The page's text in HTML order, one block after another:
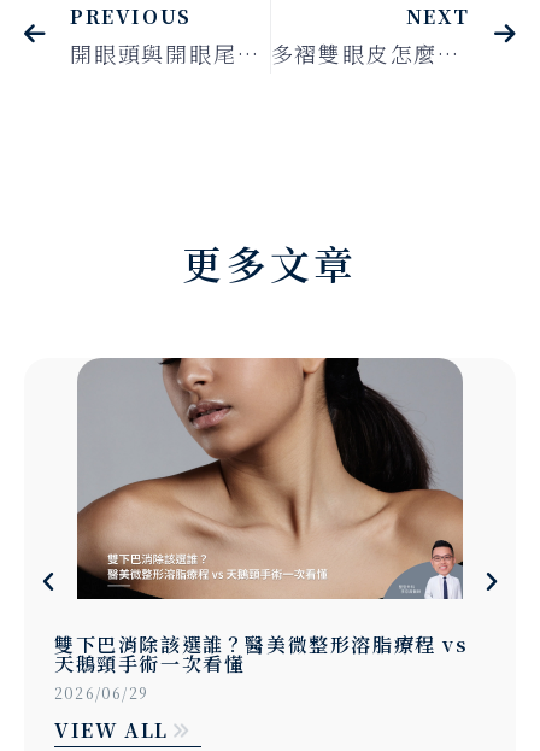
PREVIOUS
開眼頭與開眼尾手術｜精緻改變眼型與眼距的亞洲眼型微調術
NEXT
多褶雙眼皮怎麼辦？4大成因＋改善方式解析，打造自然深邃的雙眼皮
更多文章
天鵝頸手術合併埋線效果更好？李存昌醫師獨
家「免頭套」手法與傳統手術差異
2026/03/21
VIEW ALL